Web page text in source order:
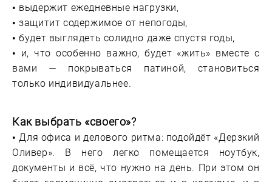
• выдержит ежедневные нагрузки,
• защитит содержимое от непогоды,
• будет выглядеть солидно даже спустя годы,
• и, что особенно важно, будет «жить» вместе с
вами — покрываться патиной, становиться
только индивидуальнее.
Как выбрать «своего»?
• Для офиса и делового ритма: подойдёт «Дерзкий
Оливер». В него легко помещается ноутбук,
документы и всё, что нужно на день. При этом он